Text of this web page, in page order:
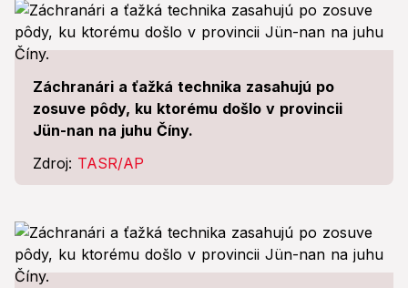
Záchranári a ťažká technika zasahujú po
zosuve pôdy, ku ktorému došlo v provincii
Jün-nan na juhu Číny.
Zdroj: TASR/AP